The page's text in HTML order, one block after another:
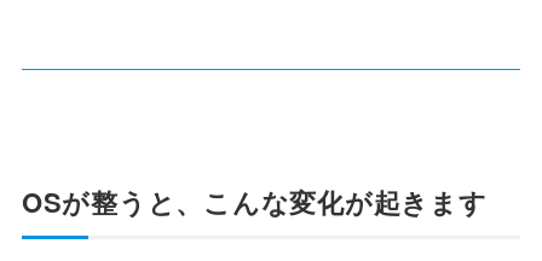
OSが整うと、こんな変化が起きます